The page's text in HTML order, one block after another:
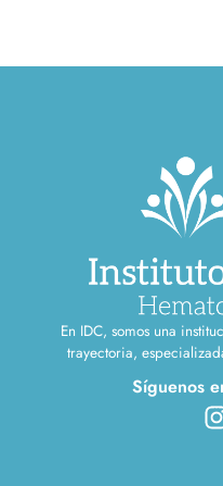
En IDC, somos una
trayectoria,
Síguenos